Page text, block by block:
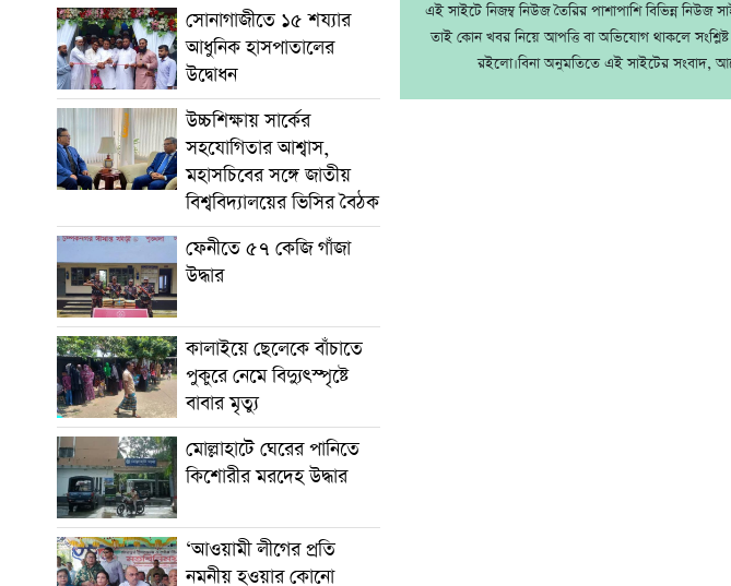
সোনাগাজীতে ১৫ শয্যার
আধুনিক হাসপাতালের
উদ্বোধন
উচ্চশিক্ষায় সার্কের
সহযোগিতার আশ্বাস,
মহাসচিবের সঙ্গে জাতীয়
বিশ্ববিদ্যালয়ের ভিসির বৈঠক
ফেনীতে ৫৭ কেজি গাঁজা
উদ্ধার
কালাইয়ে ছেলেকে বাঁচাতে
পুকুরে নেমে বিদ্যুৎস্পৃষ্টে
বাবার মৃত্যু
মোল্লাহাটে ঘেরের পানিতে
কিশোরীর মরদেহ উদ্ধার
‘আওয়ামী লীগের প্রতি
নমনীয় হওয়ার কোনো
এই সাইটে নিজম্ব নিউজ তৈরির পাশাপাশি বিভিন্ন নিউজ
তাই কোন খবর নিয়ে আপত্তি বা অভিযোগ থাকলে
রইলো।বিনা অনুমতিতে এই সাইটের সংবাদ,